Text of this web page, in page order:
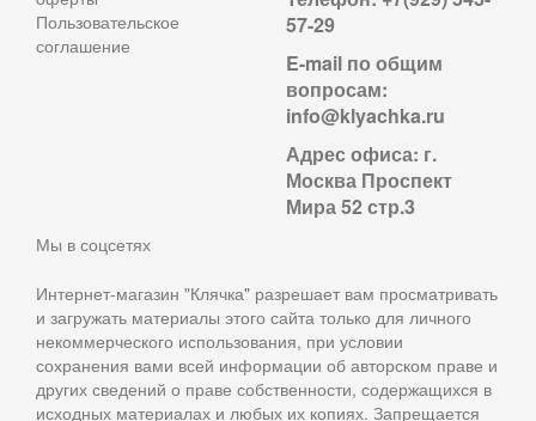
Пользовательское
соглашение
57-29
E-mail по общим
вопросам:
info@klyachka.ru
Адрес офиса: г.
Москва Проспект
Мира 52 стр.3
Мы в соцсетях
Интернет-магазин "Клячка" разрешает вам просматривать
и загружать материалы этого сайта только для личного
некоммерческого использования, при условии
сохранения вами всей информации об авторском праве и
других сведений о праве собственности, содержащихся в
исходных материалах и любых их копиях. Запрещается